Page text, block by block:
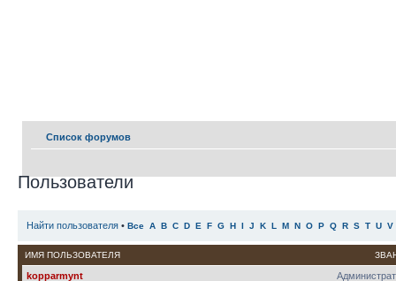
Список форумов
Пользователи
Найти пользователя • Все A B C D E F G H I J K L M N O P Q R S T U V
ИМЯ ПОЛЬЗОВАТЕЛЯ
kopparmynt